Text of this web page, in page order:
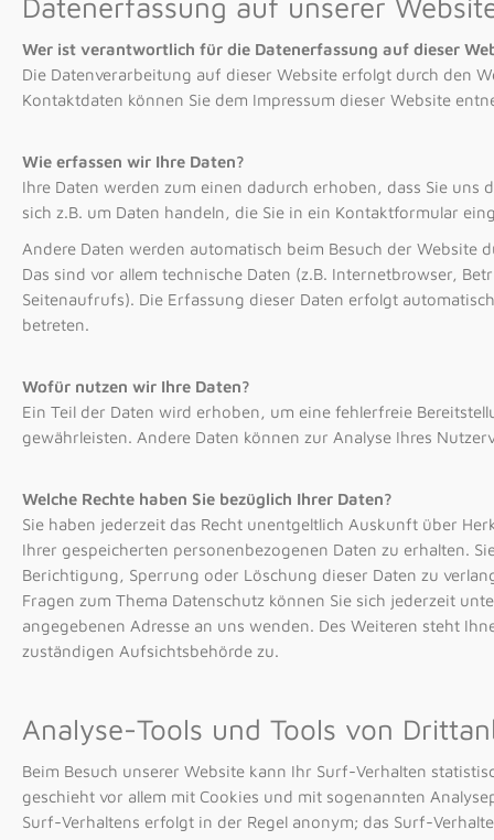
Wer ist verantwortlich für die Datenerfassung auf dieser
Die Datenverarbeitung auf dieser Website erfolgt durch den
Kontaktdaten können Sie dem Impressum dieser Website
Wie erfassen wir Ihre Daten?
Ihre Daten werden zum einen dadurch erhoben, dass Sie uns
sich z.B. um Daten handeln, die Sie in ein Kontaktformular
Andere Daten werden automatisch beim Besuch der Website
Das sind vor allem technische Daten (z.B. Internetbrowser,
Seitenaufrufs). Die Erfassung dieser Daten erfolgt
betreten.
Wofür nutzen wir Ihre Daten?
Ein Teil der Daten wird erhoben, um eine fehlerfreie
gewährleisten. Andere Daten können zur Analyse Ihres
Welche Rechte haben Sie bezüglich Ihrer Daten?
Sie haben jederzeit das Recht unentgeltlich Auskunft über
Ihrer gespeicherten personenbezogenen Daten zu erhalten.
Berichtigung, Sperrung oder Löschung dieser Daten zu
Fragen zum Thema Datenschutz können Sie sich jederzeit
angegebenen Adresse an uns wenden. Des Weiteren steht
zuständigen Aufsichtsbehörde zu.
Analyse-Tools und Tools von
Beim Besuch unserer Website kann Ihr Surf-Verhalten
geschieht vor allem mit Cookies und mit sogenannten
Surf-Verhaltens erfolgt in der Regel anonym; das Surf-